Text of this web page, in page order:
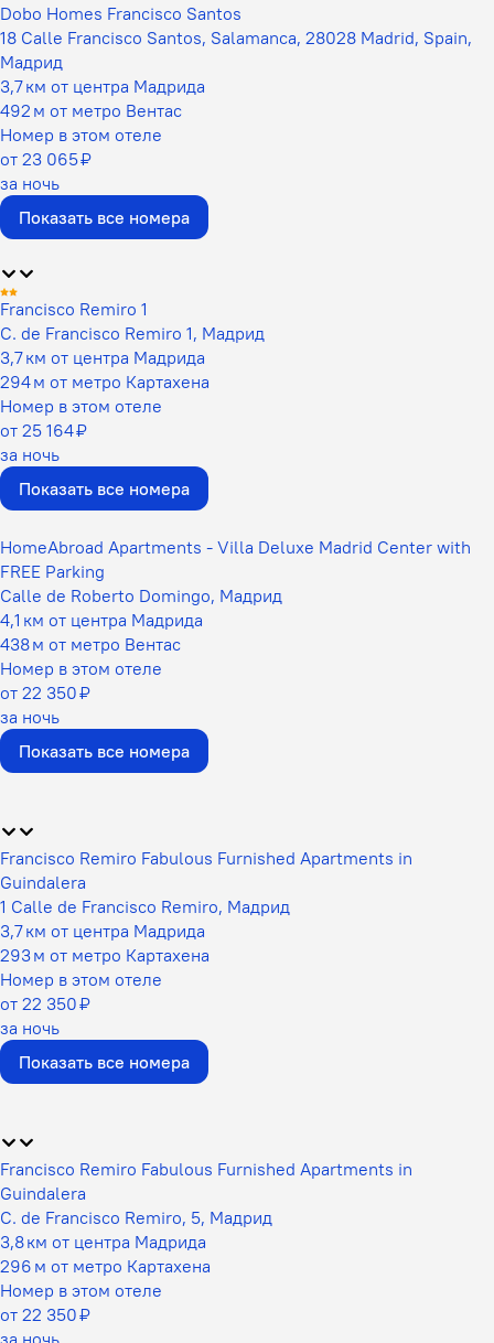
Dobo Homes Francisco Santos
18 Calle Francisco Santos, Salamanca, 28028 Madrid, Spain,
Мадрид
3,7 км от центра Мадрида
492 м от метро Вентас
Номер в этом отеле
от 23 065 ₽
за ночь
Показать все номера
Francisco Remiro 1
C. de Francisco Remiro 1, Мадрид
3,7 км от центра Мадрида
294 м от метро Картахена
Номер в этом отеле
от 25 164 ₽
за ночь
Показать все номера
HomeAbroad Apartments - Villa Deluxe Madrid Center with
FREE Parking
Calle de Roberto Domingo, Мадрид
4,1 км от центра Мадрида
438 м от метро Вентас
Номер в этом отеле
от 22 350 ₽
за ночь
Показать все номера
Francisco Remiro Fabulous Furnished Apartments in
Guindalera
1 Calle de Francisco Remiro, Мадрид
3,7 км от центра Мадрида
293 м от метро Картахена
Номер в этом отеле
от 22 350 ₽
за ночь
Показать все номера
Francisco Remiro Fabulous Furnished Apartments in
Guindalera
C. de Francisco Remiro, 5, Мадрид
3,8 км от центра Мадрида
296 м от метро Картахена
Номер в этом отеле
от 22 350 ₽
за ночь